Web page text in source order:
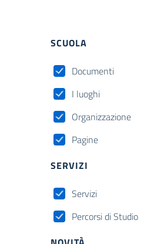
SCUOLA
Documenti
I luoghi
Organizzazione
Pagine
SERVIZI
Servizi
Percorsi di Studio